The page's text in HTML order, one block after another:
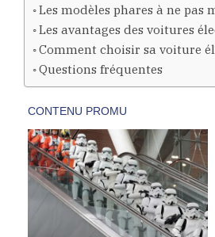
Les modèles phares à ne pas
Les avantages des voitures
Comment choisir sa voiture
Questions fréquentes